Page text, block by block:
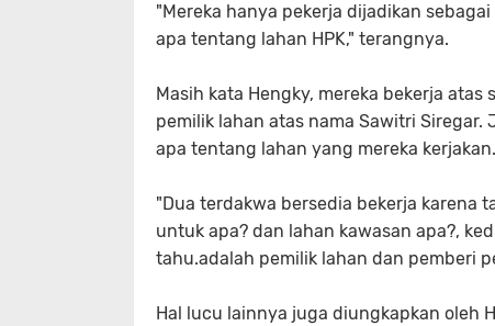
"Mereka hanya pekerja dijadikan
apa tentang lahan HPK," terangnya.
Masih kata Hengky, mereka bekerja
pemilik lahan atas nama Sawitri
apa tentang lahan yang mereka kerjakan.
"Dua terdakwa bersedia bekerja karena
untuk apa? dan lahan kawasan apa?,
tahu.adalah pemilik lahan dan pemberi
Hal lucu lainnya juga diungkapkan oleh